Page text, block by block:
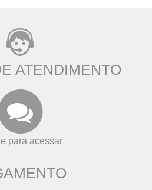
ATENDIMENTO
para acessar